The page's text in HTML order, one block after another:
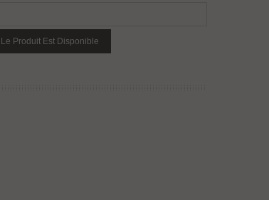
Produit Est Disponible